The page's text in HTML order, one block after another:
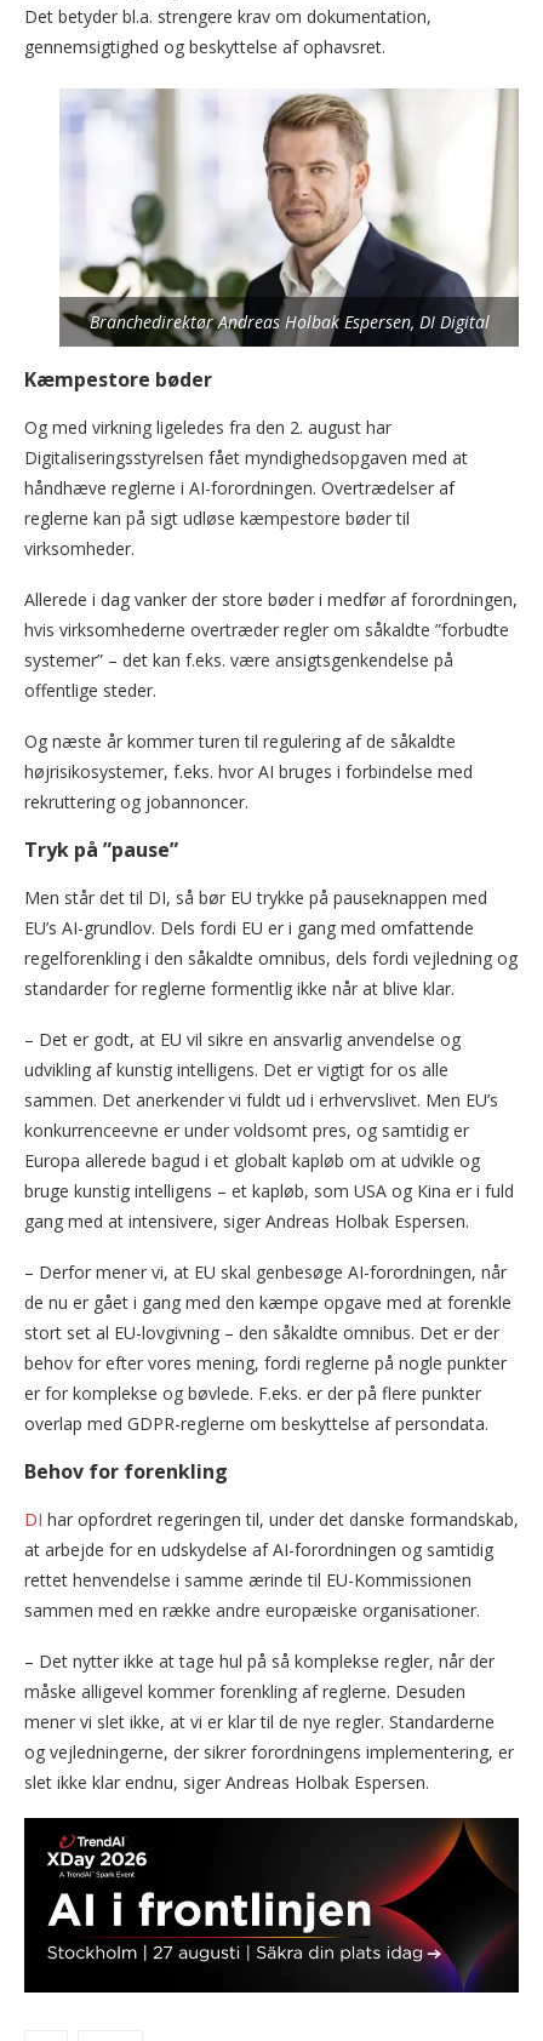
Det betyder bl.a. strengere krav om dokumentation,
gennemsigtighed og beskyttelse af ophavsret.
Branchedirektør Andreas Holbak Espersen, DI Digital
Kæmpestore bøder
Og med virkning ligeledes fra den 2. august har
Digitaliseringsstyrelsen fået myndighedsopgaven med at
håndhæve reglerne i AI-forordningen. Overtrædelser af
reglerne kan på sigt udløse kæmpestore bøder til
virksomheder.
Allerede i dag vanker der store bøder i medfør af forordningen,
hvis virksomhederne overtræder regler om såkaldte ”forbudte
systemer” – det kan f.eks. være ansigtsgenkendelse på
offentlige steder.
Og næste år kommer turen til regulering af de såkaldte
højrisikosystemer, f.eks. hvor AI bruges i forbindelse med
rekruttering og jobannoncer.
Tryk på ”pause”
Men står det til DI, så bør EU trykke på pauseknappen med
EU’s AI-grundlov. Dels fordi EU er i gang med omfattende
regelforenkling i den såkaldte omnibus, dels fordi vejledning og
standarder for reglerne formentlig ikke når at blive klar.
– Det er godt, at EU vil sikre en ansvarlig anvendelse og
udvikling af kunstig intelligens. Det er vigtigt for os alle
sammen. Det anerkender vi fuldt ud i erhvervslivet. Men EU’s
konkurrenceevne er under voldsomt pres, og samtidig er
Europa allerede bagud i et globalt kapløb om at udvikle og
bruge kunstig intelligens – et kapløb, som USA og Kina er i fuld
gang med at intensivere, siger Andreas Holbak Espersen.
– Derfor mener vi, at EU skal genbesøge AI-forordningen, når
de nu er gået i gang med den kæmpe opgave med at forenkle
stort set al EU-lovgivning – den såkaldte omnibus. Det er der
behov for efter vores mening, fordi reglerne på nogle punkter
er for komplekse og bøvlede. F.eks. er der på flere punkter
overlap med GDPR-reglerne om beskyttelse af persondata.
Behov for forenkling
DI har opfordret regeringen til, under det danske formandskab,
at arbejde for en udskydelse af AI-forordningen og samtidig
rettet henvendelse i samme ærinde til EU-Kommissionen
sammen med en række andre europæiske organisationer.
– Det nytter ikke at tage hul på så komplekse regler, når der
måske alligevel kommer forenkling af reglerne. Desuden
mener vi slet ikke, at vi er klar til de nye regler. Standarderne
og vejledningerne, der sikrer forordningens implementering, er
slet ikke klar endnu, siger Andreas Holbak Espersen.